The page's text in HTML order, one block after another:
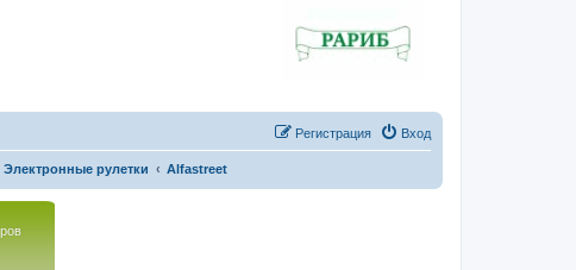
Вход
Регистрация
Электронные рулетки Alfastreet